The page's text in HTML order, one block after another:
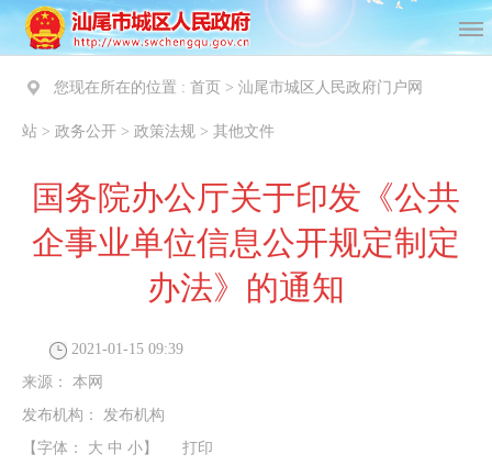
您现在所在的位置 : 首页 > 汕尾市城区人民政府门户网
站 > 政务公开 > 政策法规 > 其他文件
国务院办公厅关于印发《公共
企事业单位信息公开规定制定
办法》的通知
2021-01-15 09:39
来源： 本网
发布机构： 发布机构
【字体： 大 中 小 】 打印